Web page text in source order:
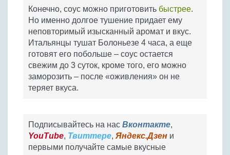
Конечно, соус можно приготовить быстрее.
Но именно долгое тушение придает ему
неповторимый изысканный аромат и вкус.
Итальянцы тушат Болоньезе 4 часа, а еще
готовят его побольше – соус остается
свежим до 3 суток, кроме того, его можно
заморозить – после «оживления» он не
теряет вкуса.
Подписывайтесь на нас Вконтакте,
YouTube, Твиттере, Яндекс.Дзен и
первыми получайте самые вкусные